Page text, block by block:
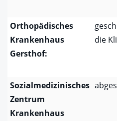
Orthopädisches
Krankenhaus
Gersthof:
die
Sozialmedizinisches
Zentrum
Krankenhaus